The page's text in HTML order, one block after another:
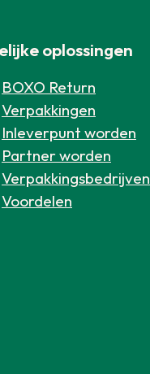
oplossingen
BOXO Return
Verpakkingen
Inleverpunt worden
Partner worden
Verpakkingsbedrijven
Voordelen